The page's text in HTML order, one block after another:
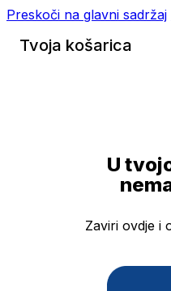
Preskoči na glavni sadržaj
Tvoja košarica
U
Zaviri ovdje i